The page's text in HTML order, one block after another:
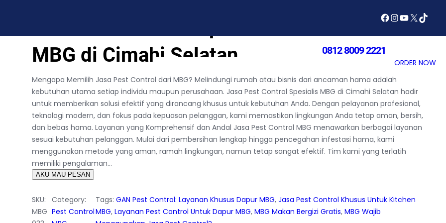
Facebook
Instagram
YouTube
X TikTok
0812 8009 2221
ORDER NOW
Jasa Pest Control Spesialis Untuk Mitra
MBG di Cimahi Selatan
Mengapa Memilih Jasa Pest Control dari MBG? Melindungi rumah atau bisnis dari ancaman hama adalah
kebutuhan utama setiap individu maupun perusahaan. Jasa Pest Control Spesialis MBG di Cimahi Selatan hadir
untuk memberikan solusi efektif yang dirancang khusus untuk kebutuhan Anda. Dengan pelayanan profesional,
teknologi modern, dan fokus pada kepuasan pelanggan, kami memastikan lingkungan Anda tetap aman, bersih,
dan bebas hama. Layanan yang Komprehensif dan Andal Jasa Pest Control MBG menawarkan berbagai layanan
sesuai kebutuhan pelanggan. Mulai dari pembersihan lengkap hingga pencegahan infestasi hama, kami
menggunakan metode yang aman, ramah lingkungan, namun tetap sangat efektif. Tim kami yang terlatih
memiliki pengalaman…
AKU MAU PESAN
SKU:
MBG
Category:
Pest Control
Tags: GAN Pest Control: Layanan Khusus Dapur MBG, Jasa Pest Control Khusus Untuk Kitchen
MBG, Layanan Pest Control Untuk Dapur MBG, MBG Makan Bergizi Gratis, MBG Wajib